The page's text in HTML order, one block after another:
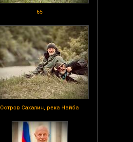
65
Остров Сахалин, река Найба